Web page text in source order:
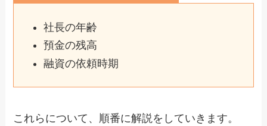
社長の年齢
預金の残高
融資の依頼時期
これらについて、順番に解説をしていきます。